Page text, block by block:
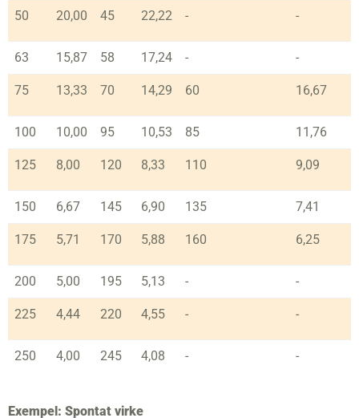
50 20,00 45 22,22 - -
63 15,87 58 17,24 - -
75 13,33 70 14,29 60 16,67
100 10,00 95 10,53 85 11,76
125 8,00 120 8,33 110 9,09
150 6,67 145 6,90 135 7,41
175 5,71 170 5,88 160 6,25
200 5,00 195 5,13 - -
225 4,44 220 4,55 - -
250 4,00 245 4,08 - -
Exempel: Spontat virke